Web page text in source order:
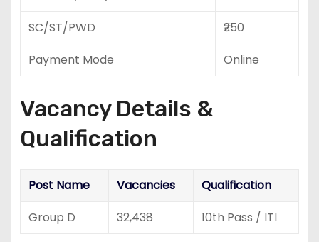
SC/ST/PWD
₹250
Payment Mode
Online
Vacancy Details &
Qualification
Post Name Vacancies
Qualification
Group D
32,438 10th Pass / ITI